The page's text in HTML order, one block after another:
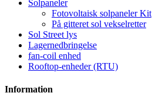
Solpaneler
Fotovoltaisk solpaneler Kit
På gitteret sol vekselretter
Sol Street lys
Lagernedbringelse
fan-coil enhed
Rooftop-enheder (RTU)
Information